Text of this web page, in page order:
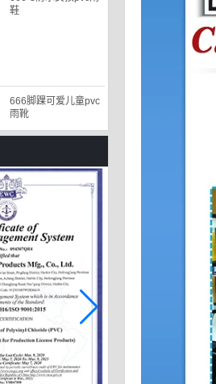
鞋
666脚踝可爱儿童pvc
雨靴
585-P粉色冬季女孩雨
靴配毛皮衬里